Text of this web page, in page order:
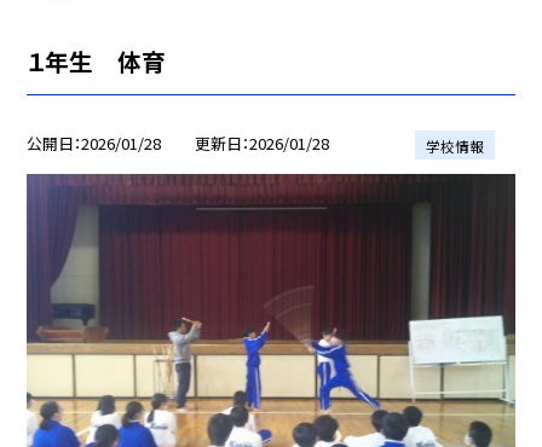
１年生 体育
公開日 2026/01/28 更新日 2026/01/28 学校情報